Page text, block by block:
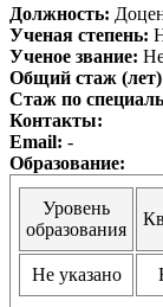
Должность:
Ученая степень:
Ученое звание:
Общий стаж
Стаж по
Контакты:
Email: -
Образование:
Уровень
образования
Не указано